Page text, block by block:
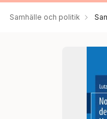
Samhälle och politik